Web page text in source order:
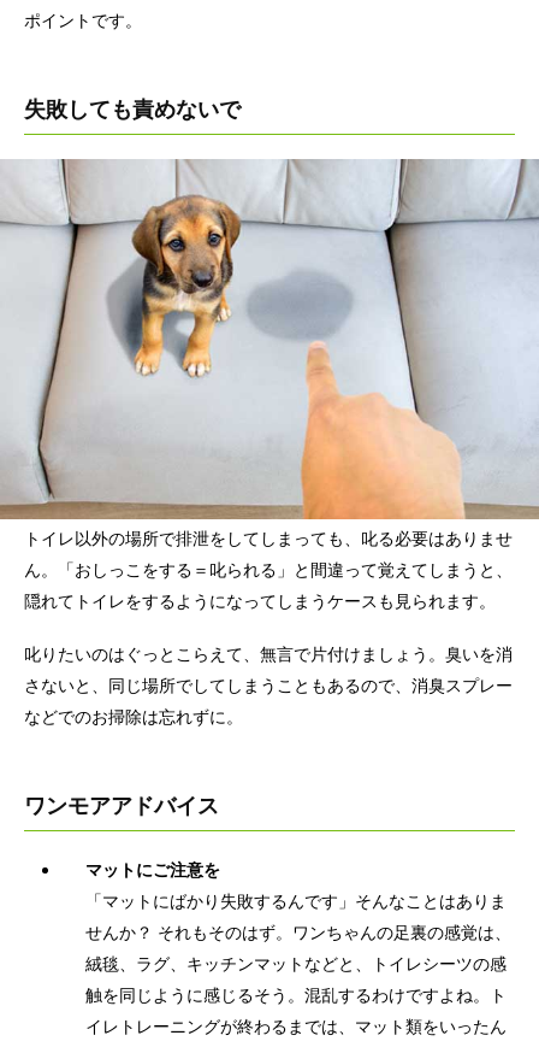
ポイントです。
失敗しても責めないで
トイレ以外の場所で排泄をしてしまっても、叱る必要はありませ
ん。「おしっこをする＝叱られる」と間違って覚えてしまうと、
隠れてトイレをするようになってしまうケースも見られます。
叱りたいのはぐっとこらえて、無言で片付けましょう。臭いを消
さないと、同じ場所でしてしまうこともあるので、消臭スプレー
などでのお掃除は忘れずに。
ワンモアアドバイス
マットにご注意を
「マットにばかり失敗するんです」そんなことはありま
せんか？ それもそのはず。ワンちゃんの足裏の感覚は、
絨毯、ラグ、キッチンマットなどと、トイレシーツの感
触を同じように感じるそう。混乱するわけですよね。ト
イレトレーニングが終わるまでは、マット類をいったん